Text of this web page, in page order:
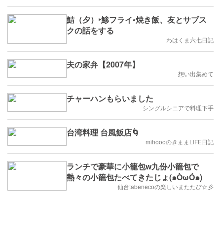
鯖（夕）‣鯵フライ•焼き飯、友とサブス
クの話をする
わはくま六七日記
夫の家弁【2007年】
想い出集めて
チャーハンもらいました
シングルシニアで料理下手
台湾料理 台風飯店🌀
mihoooのきままLIFE日記
ランチで豪華に小籠包w九份小籠包で
熱々の小籠包たべてきたじょ(๑ÒωÓ๑)
仙台tabenecoの楽しいまたたび☆彡